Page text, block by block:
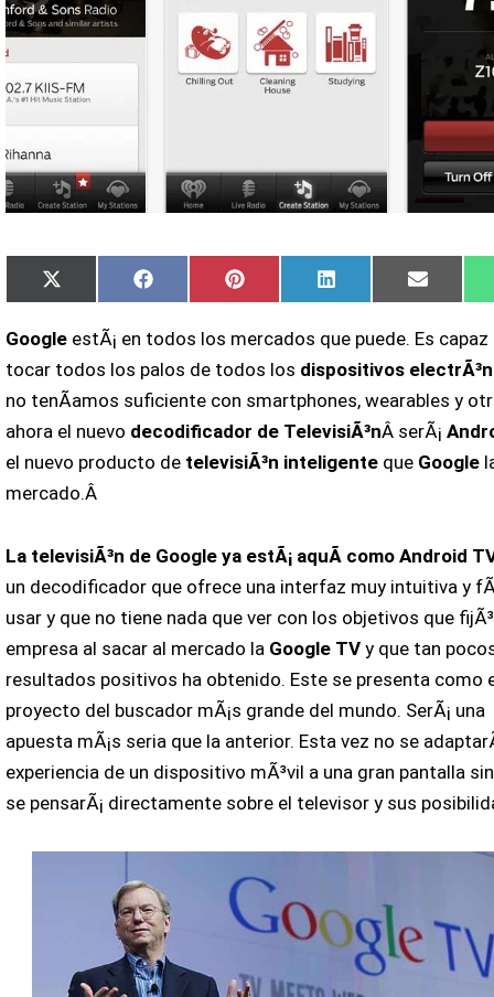
Compartir
en
X
(Twitter)
Compartir
en
Facebook Compartir
en
Pinterest
Compartir
en
LinkedIn
en
Email
Google estÃ¡ en todos los mercados que puede. Es capaz
tocar todos los palos de todos los dispositivos
no tenÃ­amos suficiente con smartphones, wearables y
ahora el nuevo decodificador de TelevisiÃ³nÂ serÃ¡
el nuevo producto de televisiÃ³n inteligente que Google
mercado.Â
La televisiÃ³n de Google ya estÃ¡ aquÃ­ como Android
un decodificador que ofrece una interfaz muy intuitiva y
usar y que no tiene nada que ver con los objetivos que
empresa al sacar al mercado la Google TV y que tan
resultados positivos ha obtenido. Este se presenta como
proyecto del buscador mÃ¡s grande del mundo. SerÃ¡ una
apuesta mÃ¡s seria que la anterior. Esta vez no se
experiencia de un dispositivo mÃ³vil a una gran pantalla
se pensarÃ¡ directamente sobre el televisor y sus